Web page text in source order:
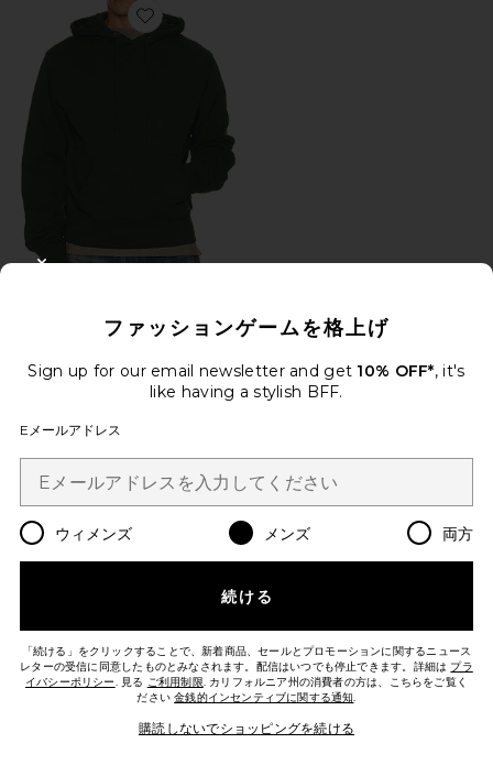
Favorite STANDARD パーカー
STANDARD パーカー
Entire Studios
Favorite Port Pullover
ファッションゲームを格上げ
Sign up for our email newsletter and get 10% OFF*, it's
like having a stylish BFF.
Eメールアドレス
ウィメンズ メンズ 両方
続ける
「続ける」をクリックすることで、新着商品、セールとプロモーションに関するニュース
レターの受信に同意したものとみなされます。配信はいつでも停止できます。詳細は プラ
イバシーポリシー. 見る ご利用制限. カリフォルニア州の消費者の方は、こちらをご覧く
ださい金銭的インセンティブに関する通知.
購読しないでショッピングを続ける